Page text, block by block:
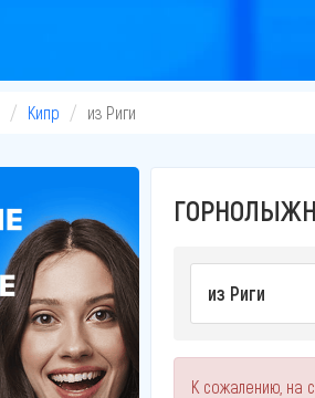
Кипр из Риги
из Риги
К сожалению, на